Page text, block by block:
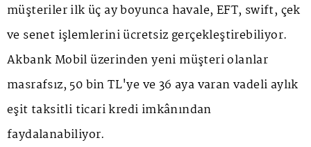
müşteriler ilk üç ay boyunca havale, EFT, swift, çek
ve senet işlemlerini ücretsiz gerçekleştirebiliyor.
Akbank Mobil üzerinden yeni müşteri olanlar
masrafsız, 50 bin TL'ye ve 36 aya varan vadeli aylık
eşit taksitli ticari kredi imkânından
faydalanabiliyor.